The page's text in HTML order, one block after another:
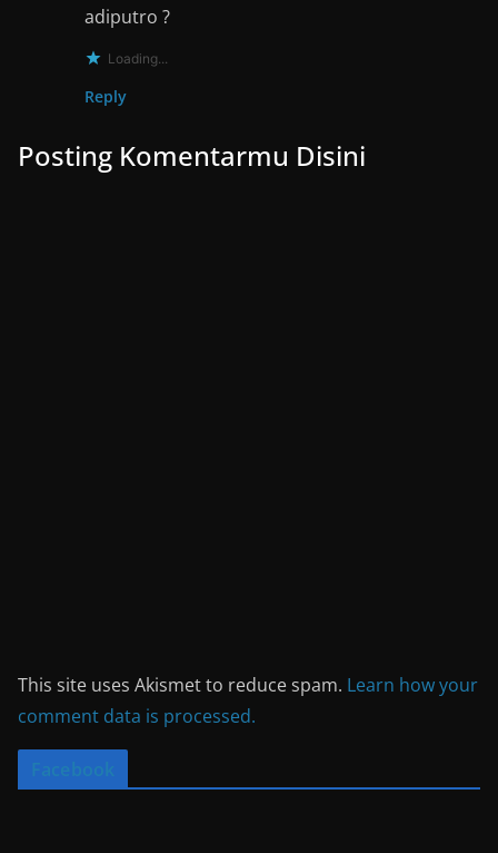
adiputro ?
Loading...
Reply
Posting Komentarmu Disini
This site uses Akismet to reduce spam. Learn how your
comment data is processed.
Facebook